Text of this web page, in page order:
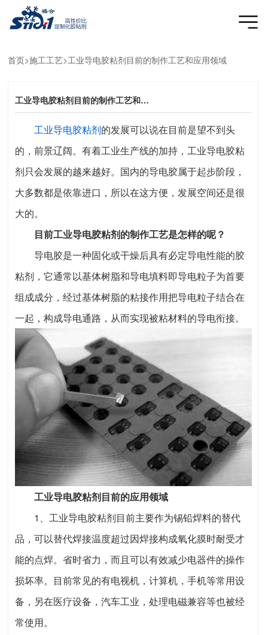
首页>施工工艺>工业导电胶粘剂目前的制作工艺和应用领域
工业导电胶粘剂目前的制作工艺和应用领域
工业导电胶粘剂的发展可以说在目前是望不到头
的，前景辽阔。有着工业生产线的加持，工业导电胶粘
剂只会发展的越来越好。国内的导电胶属于起步阶段，
大多数都是依靠进口，所以在这方便，发展空间还是很
大的。
目前工业导电胶粘剂的制作工艺是怎样的呢？
导电胶是一种固化或干燥后具有必定导电性能的胶
粘剂，它通常以基体树脂和导电填料即导电粒子为首要
组成成分，经过基体树脂的粘接作用把导电粒子结合在
一起，构成导电通路，从而实现被粘材料的导电衔接。
工业导电胶粘剂目前的应用领域
1、工业导电胶粘剂目前主要作为锡铅焊料的替代
品，可以替代焊接温度超过因焊接构成氧化膜时耐受才
能的点焊。省时省力，而且可以有效减少电器件的操作
损坏率。目前常见的有电视机，计算机，手机等常用设
备，另在医疗设备，汽车工业，处理电磁兼容等也被经
常使用。